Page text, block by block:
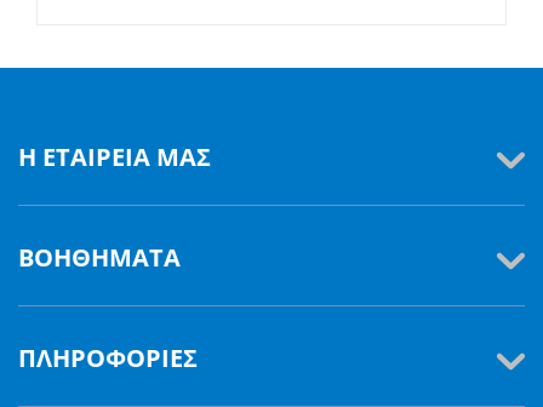
Η ΕΤΑΙΡΕΊΑ ΜΑΣ
ΒΟΗΘΉΜΑΤΑ
ΠΛΗΡΟΦΟΡΊΕΣ